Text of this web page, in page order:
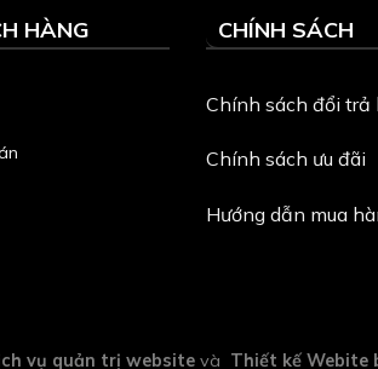
HÀNG CHÍNH SÁCH
Chính sách đổi trả
Chính sách ưu đãi
Hướng dẫn mua
vụ quản trị website và Thiết kế Webite